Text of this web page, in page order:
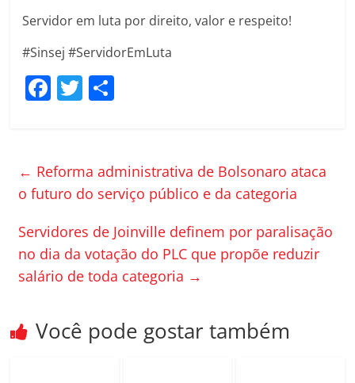
Servidor em luta por direito, valor e respeito!
#Sinsej #ServidorEmLuta
F
e
b
o
k
T
er p
ar
h
ar
← Reforma administrativa de Bolsonaro ataca
o futuro do serviço público e da categoria
Servidores de Joinville definem por paralisação
no dia da votação do PLC que propõe reduzir
salário de toda categoria →
Você pode gostar também